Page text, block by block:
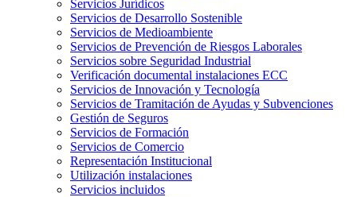
Servicios Jurídicos
Servicios de Desarrollo Sostenible
Servicios de Medioambiente
Servicios de Prevención de Riesgos Laborales
Servicios sobre Seguridad Industrial
Verificación documental instalaciones ECC
Servicios de Innovación y Tecnología
Servicios de Tramitación de Ayudas y Subvenciones
Gestión de Seguros
Servicios de Formación
Servicios de Comercio
Representación Institucional
Utilización instalaciones
Servicios incluidos